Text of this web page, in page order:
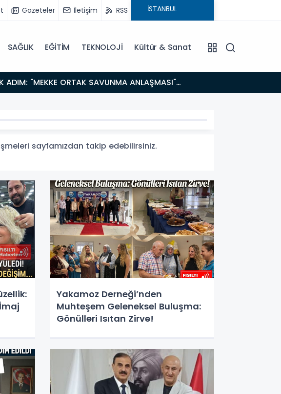
Gazeteler İletişim RSS
SAĞLIK EĞİTİM TEKNOLOJİ Kültür & Sanat
Uyanacağız"
sayfamızdan takip edebilirsiniz.
Yakamoz Derneği’nden
Muhteşem Geleneksel Buluşma:
Gönülleri Isıtan Zirve!